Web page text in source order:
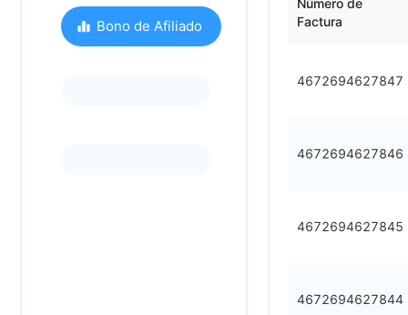
Bono de Afiliado
Número de
Factura
4672694627847
4672694627846
4672694627845
4672694627844